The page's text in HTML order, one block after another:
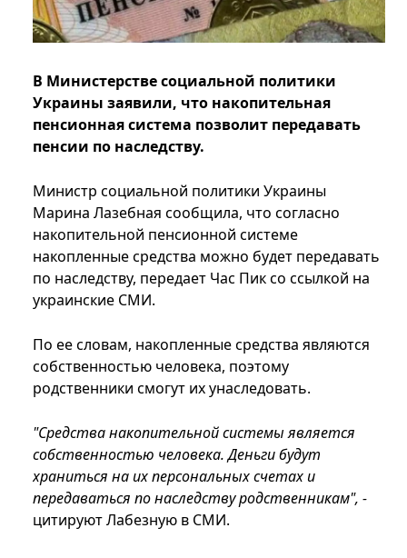
В Министерстве социальной политики
Украины заявили, что накопительная
пенсионная система позволит передавать
пенсии по наследству.
Министр социальной политики Украины
Марина Лазебная сообщила, что согласно
накопительной пенсионной системе
накопленные средства можно будет передавать
по наследству, передает Час Пик со ссылкой на
украинские СМИ.
По ее словам, накопленные средства являются
собственностью человека, поэтому
родственники смогут их унаследовать.
"Средства накопительной системы является
собственностью человека. Деньги будут
храниться на их персональных счетах и
передаваться по наследству родственникам", -
цитируют Лабезную в СМИ.